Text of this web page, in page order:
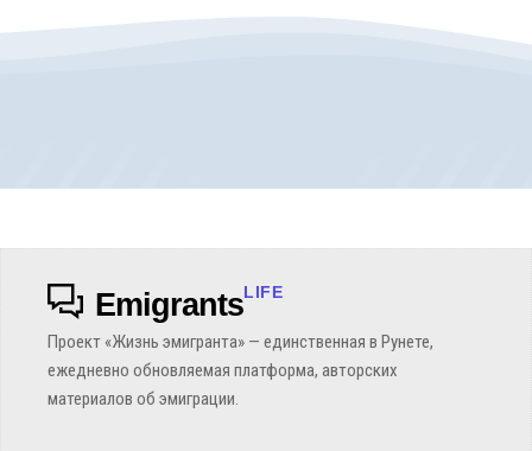
EmigrantsLIFE
Проект «Жизнь эмигранта» — единственная в Рунете,
ежедневно обновляемая платформа, авторских
материалов об эмиграции.